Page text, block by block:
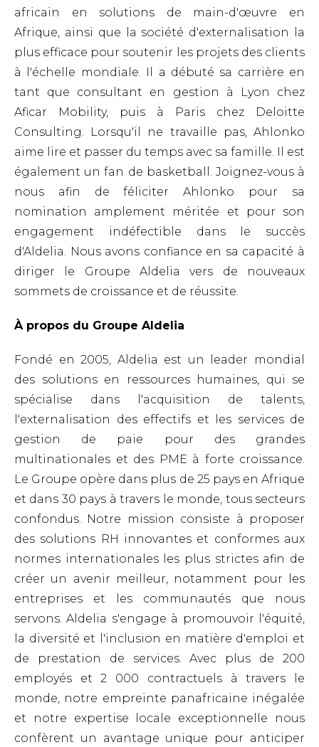
africain en solutions de main-d'œuvre en
Afrique, ainsi que la société d'externalisation la
plus efficace pour soutenir les projets des clients
à l'échelle mondiale. Il a débuté sa carrière en
tant que consultant en gestion à Lyon chez
Aficar Mobility, puis à Paris chez Deloitte
Consulting. Lorsqu'il ne travaille pas, Ahlonko
aime lire et passer du temps avec sa famille. Il est
également un fan de basketball.
Joignez-vous à
nous afin de féliciter Ahlonko pour sa
nomination amplement méritée et pour son
engagement indéfectible dans le succès
d'Aldelia. Nous avons confiance en sa capacité à
diriger le Groupe Aldelia vers de nouveaux
sommets de croissance et de réussite.
À propos du Groupe Aldelia
Fondé en 2005, Aldelia est un leader mondial
des solutions en ressources humaines, qui se
spécialise dans l'acquisition de talents,
l'externalisation des effectifs et les services de
gestion de paie pour des grandes
multinationales et des PME à forte croissance.
Le Groupe opère dans plus de 25 pays en Afrique
et dans 30 pays à travers le monde, tous secteurs
confondus.
Notre mission consiste à proposer
des solutions RH innovantes et conformes aux
normes internationales les plus strictes afin de
créer un avenir meilleur, notamment pour les
entreprises et les communautés que nous
servons. Aldelia s'engage à promouvoir l'équité,
la diversité et l'inclusion en matière d'emploi et
de prestation de services. Avec plus de 200
employés et 2 000 contractuels à travers le
monde, notre empreinte panafricaine inégalée
et notre expertise locale exceptionnelle nous
confèrent un avantage unique pour anticiper